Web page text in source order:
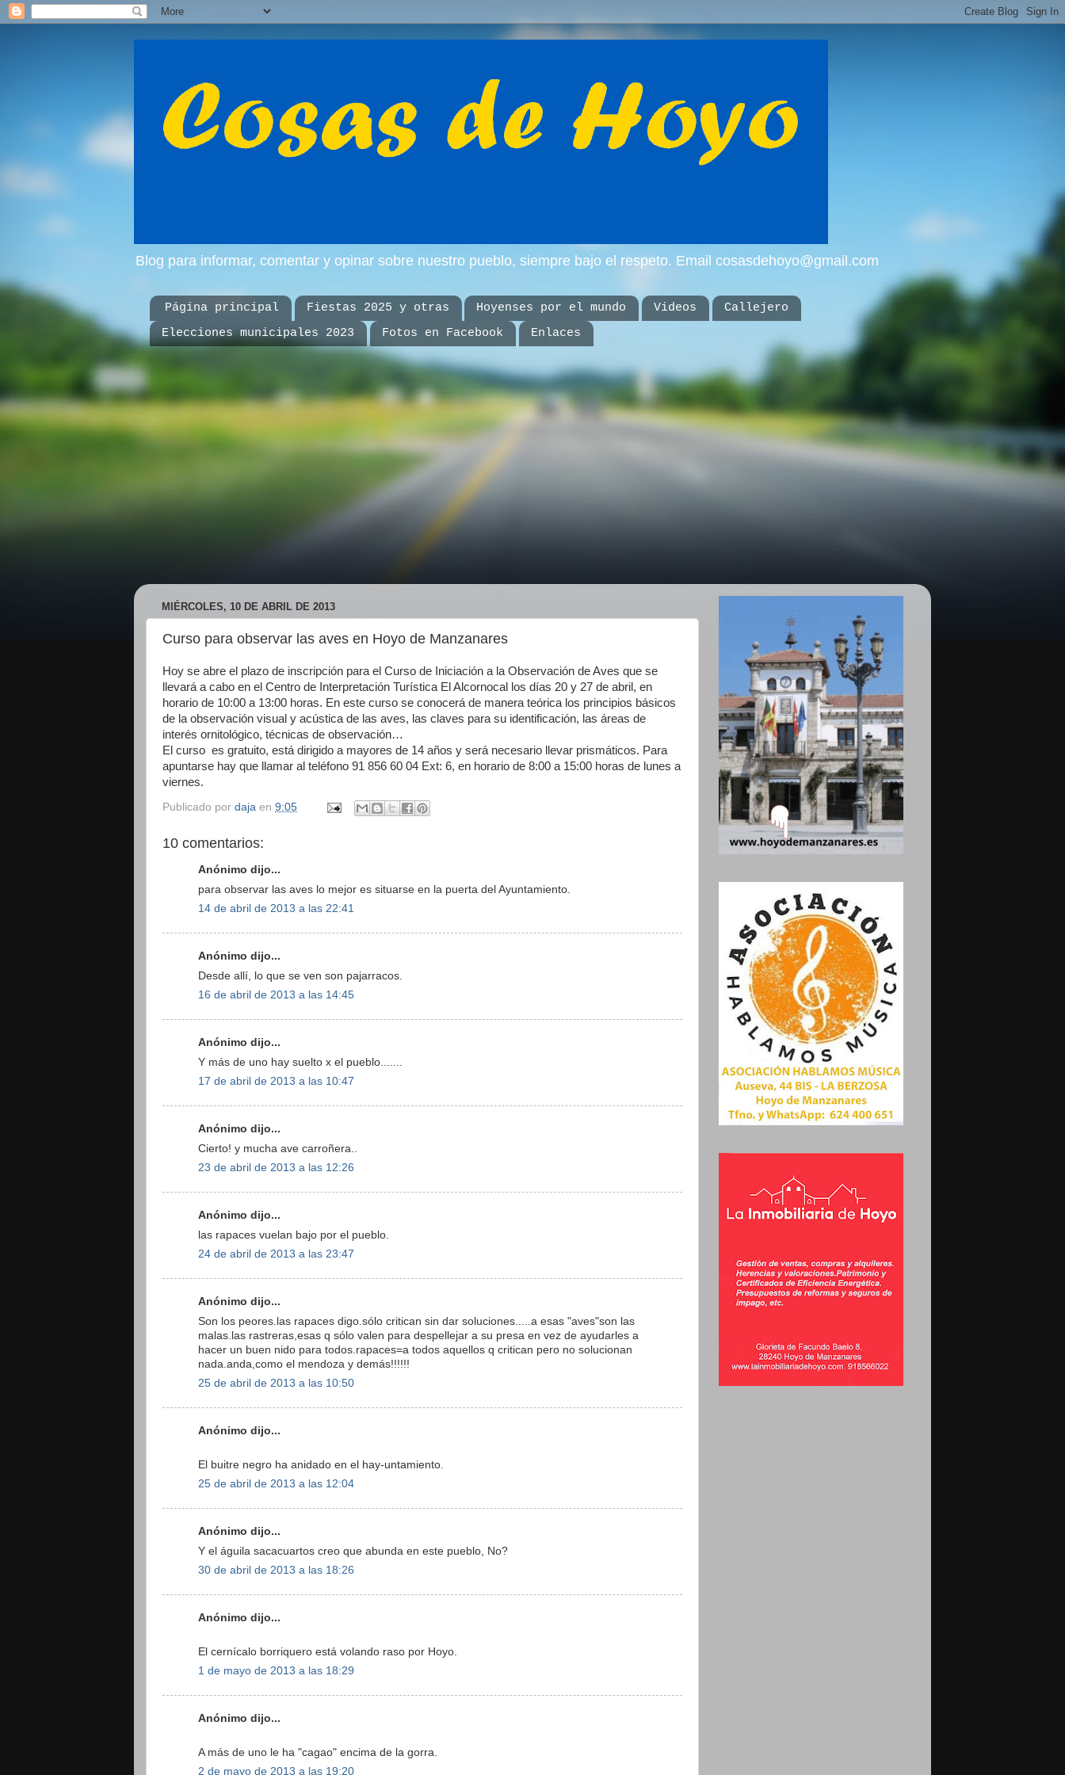
Blog para informar, comentar y opinar sobre nuestro pueblo, siempre bajo el respeto. Email cosasdehoyo@gmail.com
Página principal Fiestas 2025 y otras Hoyenses por el mundo Videos
Callejero
Elecciones municipales 2023
Fotos en Facebook Enlaces
MIÉRCOLES, 10 DE ABRIL DE 2013
Curso para observar las aves en Hoyo de Manzanares
Hoy se abre el plazo de inscripción para el Curso de Iniciación a la Observación de Aves que se
llevará a cabo en el Centro de Interpretación Turística El Alcornocal los días 20 y 27 de abril, en
horario de 10:00 a 13:00 horas. En este curso se conocerá de manera teórica los principios básicos
de la observación visual y acústica de las aves, las claves para su identificación, las áreas de
interés ornitológico, técnicas de observación…
El curso es gratuito, está dirigido a mayores de 14 años y será necesario llevar prismáticos. Para
apuntarse hay que llamar al teléfono 91 856 60 04 Ext: 6, en horario de 8:00 a 15:00 horas de lunes a
viernes.
Publicado por daja en 9:05
10 comentarios:
Anónimo dijo...
para observar las aves lo mejor es situarse en la puerta del Ayuntamiento.
14 de abril de 2013 a las 22:41
Anónimo dijo...
Desde allí, lo que se ven son pajarracos.
16 de abril de 2013 a las 14:45
Anónimo dijo...
Y más de uno hay suelto x el pueblo.......
17 de abril de 2013 a las 10:47
Anónimo dijo...
Cierto! y mucha ave carroñera..
23 de abril de 2013 a las 12:26
Anónimo dijo...
las rapaces vuelan bajo por el pueblo.
24 de abril de 2013 a las 23:47
Anónimo dijo...
Son los peores.las rapaces digo.sólo critican sin dar soluciones.....a esas "aves"son las
malas.las rastreras,esas q sólo valen para despellejar a su presa en vez de ayudarles a
hacer un buen nido para todos.rapaces=a todos aquellos q critican pero no solucionan
nada.anda,como el mendoza y demás!!!!!!
25 de abril de 2013 a las 10:50
Anónimo dijo...
El buitre negro ha anidado en el hay-untamiento.
25 de abril de 2013 a las 12:04
Anónimo dijo...
Y el águila sacacuartos creo que abunda en este pueblo, No?
30 de abril de 2013 a las 18:26
Anónimo dijo...
El cernícalo borriquero está volando raso por Hoyo.
1 de mayo de 2013 a las 18:29
Anónimo dijo...
A más de uno le ha "cagao" encima de la gorra.
2 de mayo de 2013 a las 19:20